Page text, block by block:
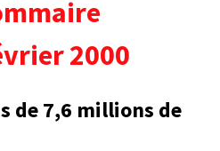
2000
de 7,6 millions de